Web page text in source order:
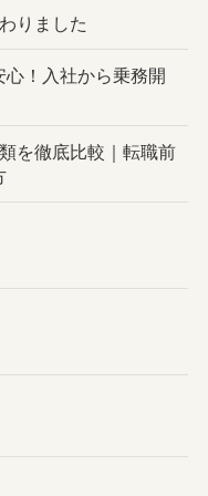
りました
！入社から乗務開
を徹底比較｜転職前